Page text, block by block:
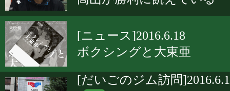
[ニュース]2016.6.18
ボクシングと大東亜
[だいごのジム訪問